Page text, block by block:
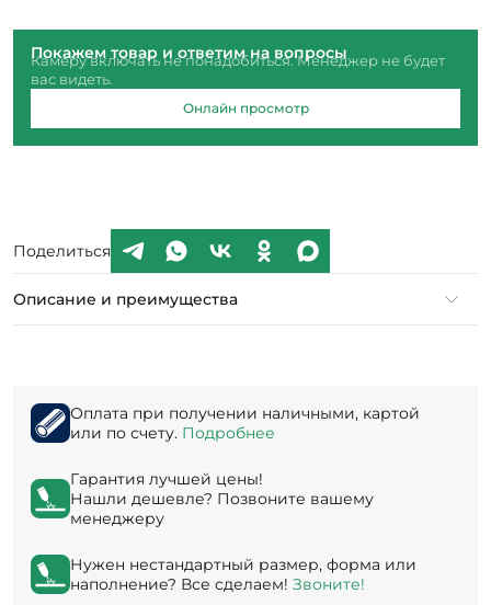
Покажем товар и ответим на вопросы
Камеру включать не понадобиться. Менеджер не будет
вас видеть.
Онлайн просмотр
Поделиться
Описание и преимущества
Оплата при получении наличными, картой
или по счету. Подробнее
Гарантия лучшей цены!
Нашли дешевле? Позвоните вашему
менеджеру
Нужен нестандартный размер, форма или
наполнение? Все сделаем! Звоните!